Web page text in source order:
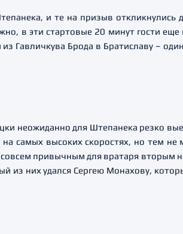
и те на призыв откликнулись
в эти стартовые 20 минут гости еще
Гавличкува Брода в Братиславу –
неожиданно для Штепанека резко
самых высоких скоростях, но тем не
привычным для вратаря вторым
из них удался Сергею Монахову,